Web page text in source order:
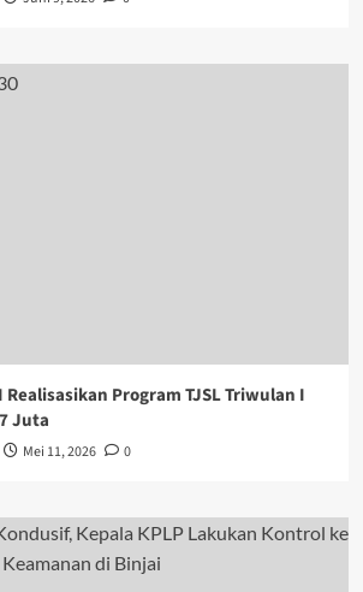
Realisasikan Program TJSL Triwulan I
Juta
Mei 11, 2026 0